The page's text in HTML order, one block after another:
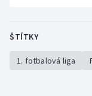
ŠTÍTKY
1. fotbalová liga